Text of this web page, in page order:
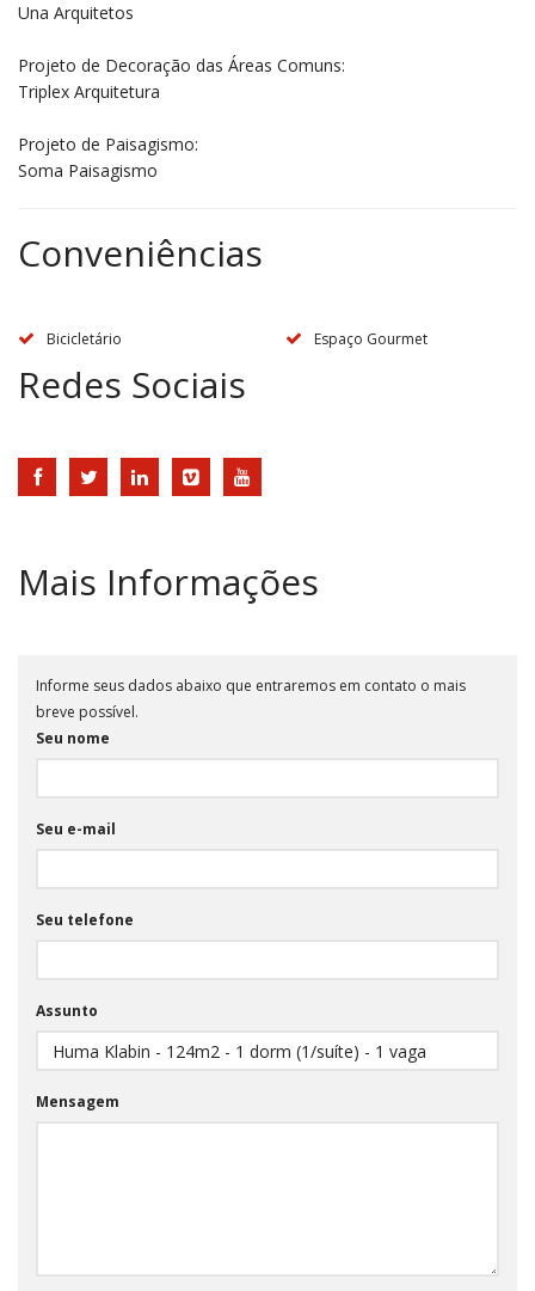
Una Arquitetos
Projeto de Decoração das Áreas Comuns:
Triplex Arquitetura
Projeto de Paisagismo:
Soma Paisagismo
Conveniências
Bicicletário Espaço Gourmet
Redes Sociais
Mais Informações
Informe seus dados abaixo que entraremos em contato o mais
breve possível.
Seu nome
Seu e-mail
Seu telefone
Assunto
Mensagem